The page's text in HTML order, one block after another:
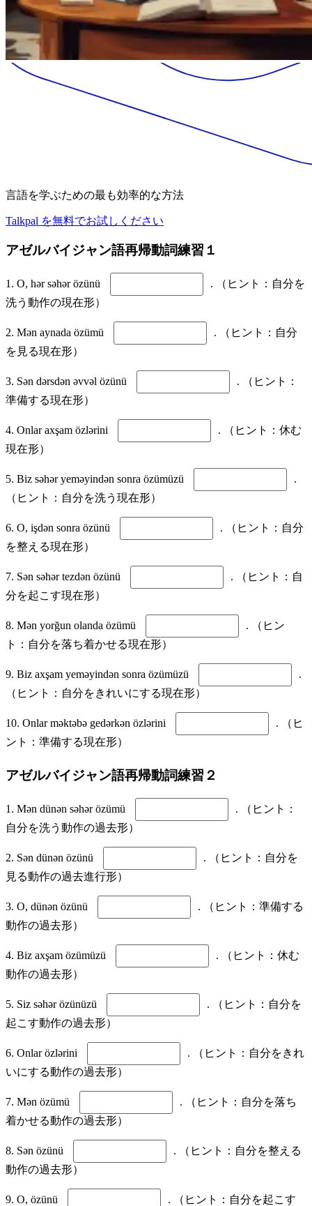
言語を学ぶための最も効率的な方法
Talkpal を無料でお試しください
アゼルバイジャン語再帰動詞練習１
1. O, hər səhər özünü
. （ヒント：自分を
洗う動作の現在形）
2. Mən aynada özümü
. （ヒント：自分
を見る現在形）
3. Sən dərsdən əvvəl özünü
. （ヒント：
準備する現在形）
4. Onlar axşam özlərini
. （ヒント：休む
現在形）
5. Biz səhər yeməyindən sonra özümüzü
.
（ヒント：自分を洗う現在形）
6. O, işdən sonra özünü
. （ヒント：自分
を整える現在形）
7. Sən səhər tezdən özünü
. （ヒント：自
分を起こす現在形）
8. Mən yorğun olanda özümü
. （ヒン
ト：自分を落ち着かせる現在形）
9. Biz axşam yeməyindən sonra özümüzü
.
（ヒント：自分をきれいにする現在形）
10. Onlar məktəbə gedərkən özlərini
. （ヒ
ント：準備する現在形）
アゼルバイジャン語再帰動詞練習２
1. Mən dünən səhər özümü
. （ヒント：
自分を洗う動作の過去形）
2. Sən dünən özünü
. （ヒント：自分を
見る動作の過去進行形）
3. O, dünən özünü
. （ヒント：準備する
動作の過去形）
4. Biz axşam özümüzü
. （ヒント：休む
動作の過去形）
5. Siz səhər özünüzü
. （ヒント：自分を
起こす動作の過去形）
6. Onlar özlərini
. （ヒント：自分をきれ
いにする動作の過去形）
7. Mən özümü
. （ヒント：自分を落ち
着かせる動作の過去形）
8. Sən özünü
. （ヒント：自分を整える
動作の過去形）
9. O, özünü
. （ヒント：自分を起こす